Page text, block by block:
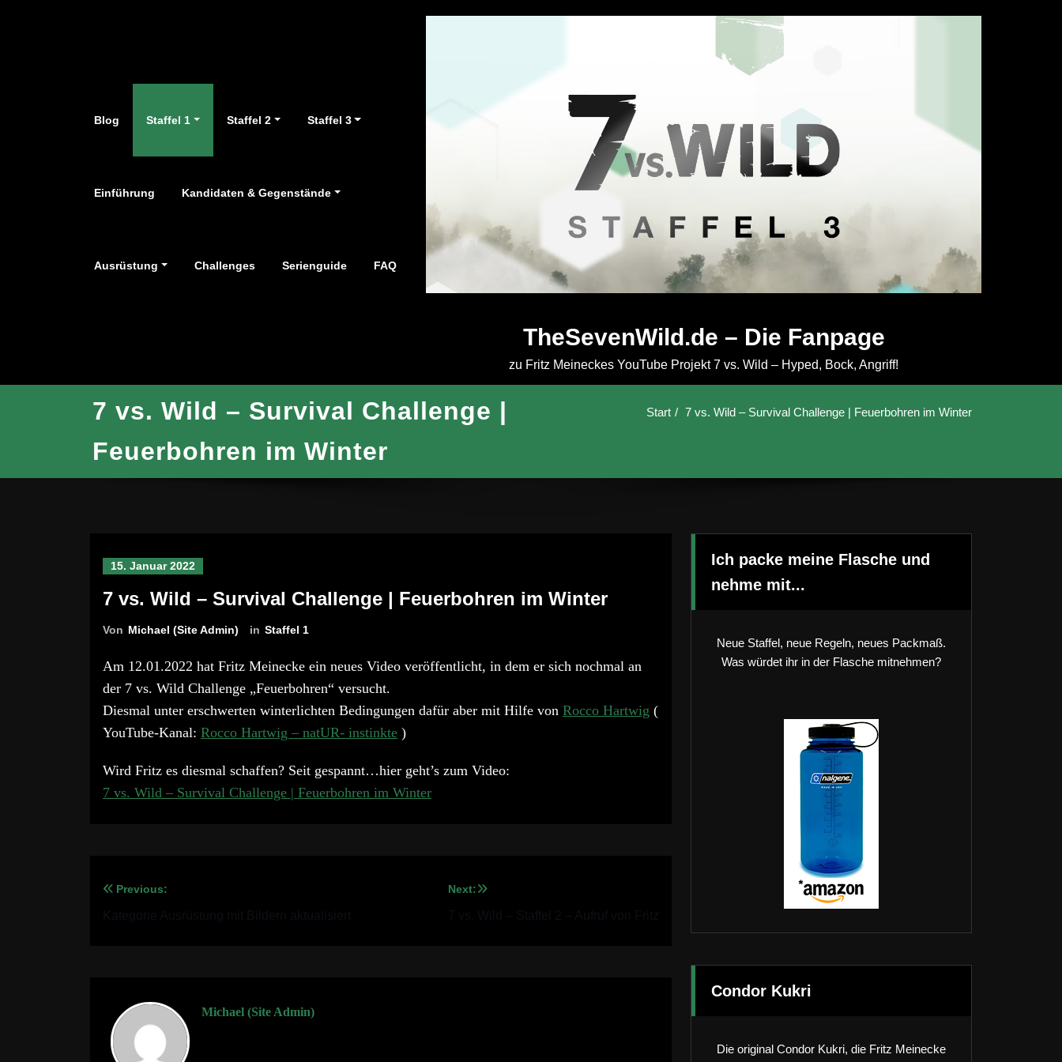
TheSevenWild.de – Die Fanpage
zu Fritz Meineckes YouTube Projekt 7 vs. Wild – Hyped, Bock, Angriff!
Blog Staffel 1 Staffel 2 Staffel 3
Einführung Kandidaten & Gegenstände
Ausrüstung Challenges Serienguide FAQ
7 vs. Wild – Survival Challenge |
Feuerbohren im Winter
Start 7 vs. Wild – Survival Challenge | Feuerbohren im Winter
15. Januar 2022
7 vs. Wild – Survival Challenge | Feuerbohren im Winter
Von Michael (Site Admin) in Staffel 1
Am 12.01.2022 hat Fritz Meinecke ein neues Video veröffentlicht, in dem er sich nochmal an
der 7 vs. Wild Challenge „Feuerbohren“ versucht.
Diesmal unter erschwerten winterlichten Bedingungen dafür aber mit Hilfe von Rocco Hartwig (
YouTube-Kanal: Rocco Hartwig – natUR- instinkte )
Wird Fritz es diesmal schaffen? Seit gespannt…hier geht’s zum Video:
7 vs. Wild – Survival Challenge | Feuerbohren im Winter
Beitragsnavigation
Previous: Next:
Michael (Site Admin)
Ich packe meine Flasche und
nehme mit...
Neue Staffel, neue Regeln, neues Packmaß.
Was würdet ihr in der Flasche mitnehmen?
Condor Kukri
Die original Condor Kukri, die Fritz Meinecke